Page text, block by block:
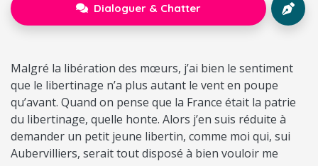
Dialoguer & Chatter
Malgré la libération des mœurs, j’ai bien le sentiment
que le libertinage n’a plus autant le vent en poupe
qu’avant. Quand on pense que la France était la patrie
du libertinage, quelle honte. Alors j’en suis réduite à
demander un petit jeune libertin, comme moi qui, sui
Aubervilliers, serait tout disposé à bien vouloir me